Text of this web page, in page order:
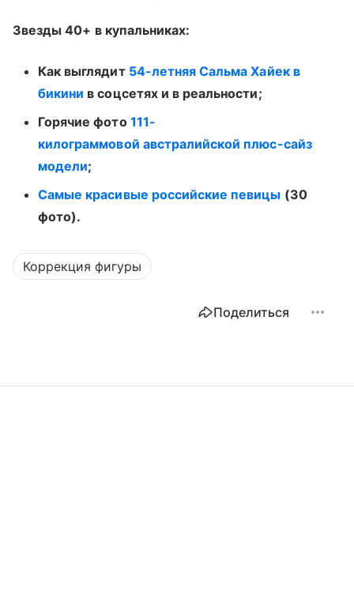
Звезды 40+ в купальниках:
Как выглядит 54-летняя Сальма Хайек в
бикини в соцсетях и в реальности​​​;
Горячие фото 111-
килограммовой австралийской плюс-сайз
модели;
Самые красивые российские певицы (30
фото).
Коррекция фигуры
Поделиться